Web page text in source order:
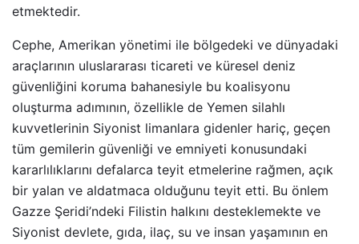
etmektedir.
Cephe, Amerikan yönetimi ile bölgedeki ve dünyadaki
araçlarının uluslararası ticareti ve küresel deniz
güvenliğini koruma bahanesiyle bu koalisyonu
oluşturma adımının, özellikle de Yemen silahlı
kuvvetlerinin Siyonist limanlara gidenler hariç, geçen
tüm gemilerin güvenliği ve emniyeti konusundaki
kararlılıklarını defalarca teyit etmelerine rağmen, açık
bir yalan ve aldatmaca olduğunu teyit etti. Bu önlem
Gazze Şeridi’ndeki Filistin halkını desteklemekte ve
Siyonist devlete, gıda, ilaç, su ve insan yaşamının en